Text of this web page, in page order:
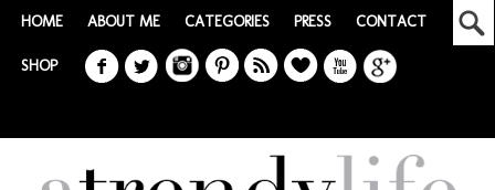
HOME ABOUT ME CATEGORIES PRESS CONTACT
SHOP